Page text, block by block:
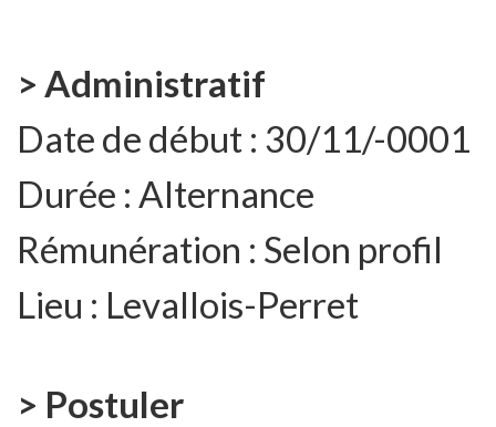
> Administratif
Date de début : 30/11/-0001
Durée : Alternance
Rémunération : Selon profil
Lieu : Levallois-Perret
> Postuler